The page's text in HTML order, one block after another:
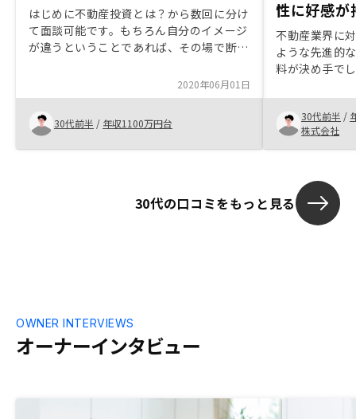
はじめに不動産投資とは？から数回に分け
て面談可能です。もちろん自分のイメージ
が違うということであれば、その場で断る
感じました！これまでの不動産投資のイメ
ージがガラッと変わると思います！ 是非
一度お話を聞いてみてください。 それか
ら判断ください！高年収のサラリーマンの
方は、やらないと損です特に思い当たりま
す。アフターフォローで期待を裏切らない
でくださいね。宜しくお願いします。
2020年06月01日
30代前半 / 年収1100万円台
性に好感が
不動産業界に
ような先進的
料が決め手で
い会社だとは
ため、物件価
が、契約させ
物件価格の手
30代前半 /
株式会社
30代の口コミをもっと見る
オーナーインタビュー
OWNER INTERVIEWS